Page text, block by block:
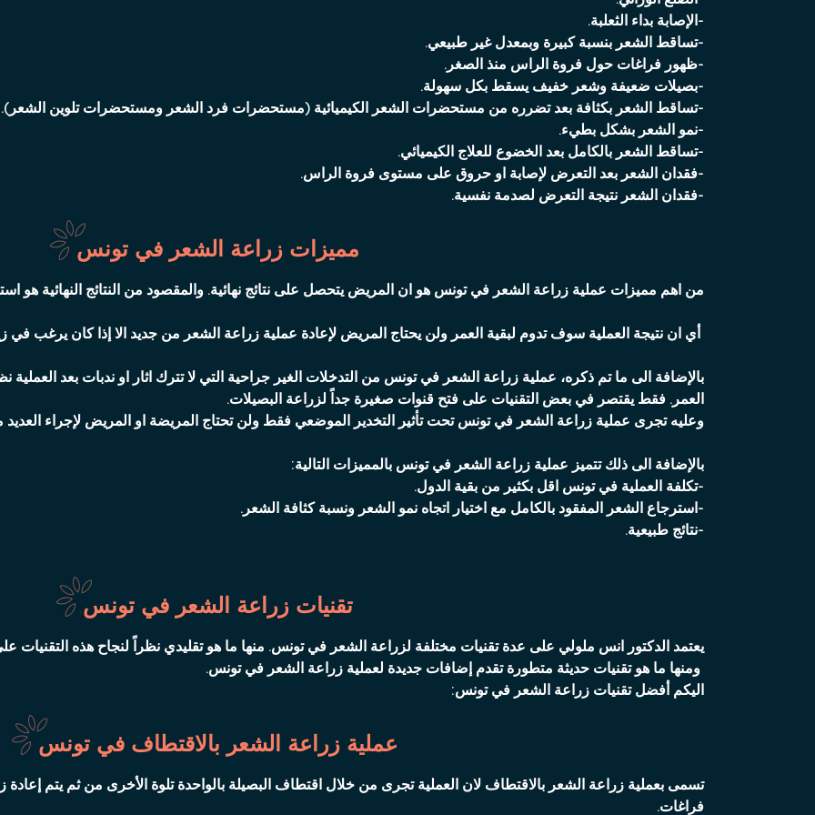
-الإصابة بداء الثعلبة.
-تساقط الشعر بنسبة كبيرة وبمعدل غير طبيعي.
-ظهور فراغات حول فروة الراس منذ الصغر.
-بصيلات ضعيفة وشعر خفيف يسقط بكل سهولة.
-تساقط الشعر بكثافة بعد تضرره من مستحضرات الشعر الكيميائية (مستحضرات فرد الشعر ومستحضرات تلوين الشعر).
-نمو الشعر بشكل بطيء.
-تساقط الشعر بالكامل بعد الخضوع للعلاج الكيميائي.
-فقدان الشعر بعد التعرض لإصابة او حروق على مستوى فروة الراس.
-فقدان الشعر نتيجة التعرض لصدمة نفسية.
مميزات زراعة الشعر في تونس
من اهم مميزات عملية زراعة الشعر في تونس هو ان المريض يتحصل على نتائج نهائية. والمقصود من النتائج النهائية هو
أي ان نتيجة العملية سوف تدوم لبقية العمر ولن يحتاج المريض لإعادة عملية زراعة الشعر من جديد الا إذا كان يرغب في
بالإضافة الى ما تم ذكره، عملية زراعة الشعر في تونس من التدخلات الغير جراحية التي لا تترك اثار او ندبات بعد
العمر. فقط يقتصر في بعض التقنيات على فتح قنوات صغيرة جداً لزراعة البصيلات.
وعليه تجرى عملية زراعة الشعر في تونس تحت تأثير التخدير الموضعي فقط ولن تحتاج المريضة او المريض لإجراء
بالإضافة الى ذلك تتميز عملية زراعة الشعر في تونس بالمميزات التالية:
-تكلفة العملية في تونس اقل بكثير من بقية الدول.
-استرجاع الشعر المفقود بالكامل مع اختيار اتجاه نمو الشعر ونسبة كثافة الشعر.
-نتائج طبيعية.
تقنيات زراعة الشعر في تونس
يعتمد الدكتور انس ملولي على عدة تقنيات مختلفة لزراعة الشعر في تونس. منها ما هو تقليدي نظراً لنجاح هذه التقنيات
ومنها ما هو تقنيات حديثة متطورة تقدم إضافات جديدة لعملية زراعة الشعر في تونس.
اليكم أفضل تقنيات زراعة الشعر في تونس:
عملية زراعة الشعر بالاقتطاف في تونس
تسمى بعملية زراعة الشعر بالاقتطاف لان العملية تجرى من خلال اقتطاف البصيلة بالواحدة تلوة الأخرى من ثم يتم
فراغات.